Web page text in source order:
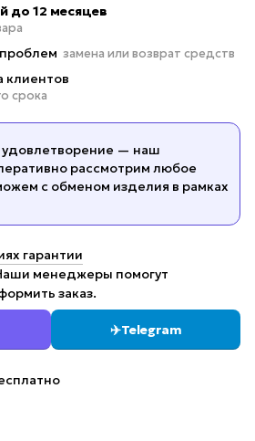
до 12 месяцев
замена или возврат средств
клиентов
срока
— наш
рассмотрим любое
с обменом изделия в рамках
гарантии
менеджеры помогут
заказ.
✈️Telegram